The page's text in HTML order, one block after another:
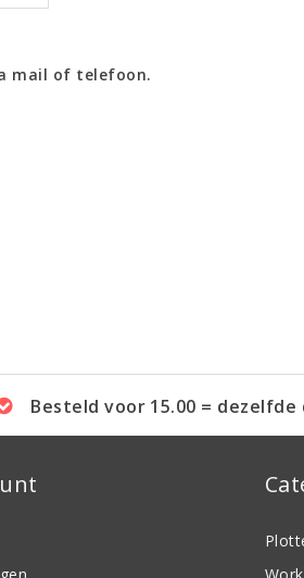
mail of telefoon.
Besteld voor 15.00 =